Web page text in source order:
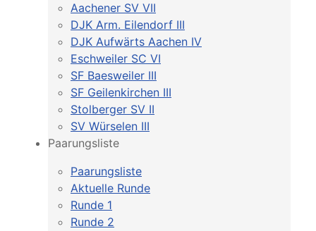
Aachener SV VII
DJK Arm. Eilendorf III
DJK Aufwärts Aachen IV
Eschweiler SC VI
SF Baesweiler III
SF Geilenkirchen III
Stolberger SV II
SV Würselen III
Paarungsliste
Paarungsliste
Aktuelle Runde
Runde 1
Runde 2